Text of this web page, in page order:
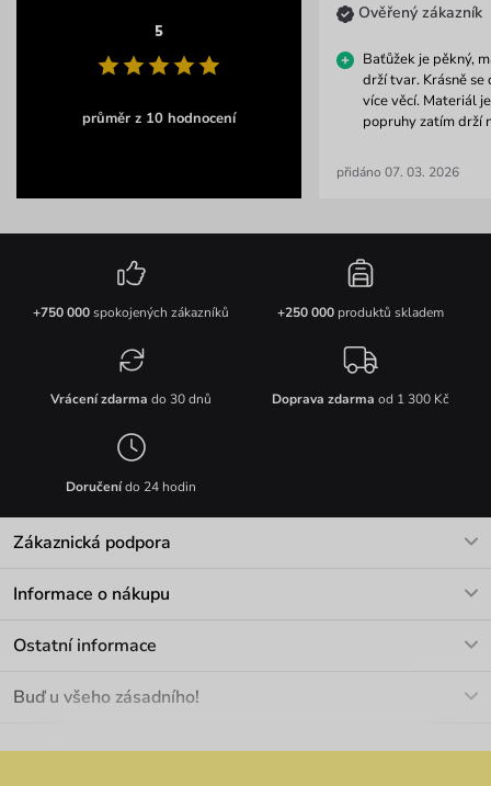
5
průměr z 10 hodnocení
Ověřený zákazník
Baťůžek je pěkný,
drží tvar. Krásně se
více věcí. Materiál
popruhy zatím drží
přidáno 07. 03. 2026
+750 000spokojených zákazníků +250 000produktů skladem
Vrácení zdarma do 30 dnů Doprava zdarma od 1 300 Kč
Doručenído 24 hodin
Zákaznická podpora
Informace o nákupu
Materiály a údržba
Ostatní informace
Velkoobchod
Buď u všeho zásadního!